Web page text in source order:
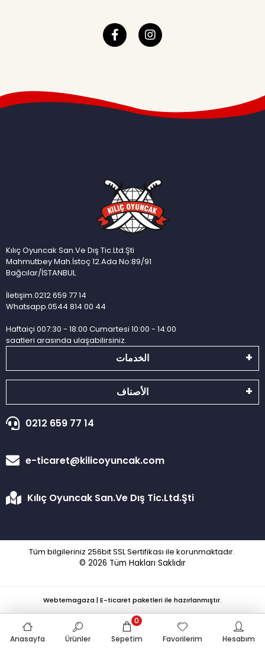
Kılıç Oyuncak San.Ve Dış Tic.Ltd.Şti
Mahmutbey Mah.İstoç 12.Ada No:89/91
Bağcılar/İSTANBUL
İletişim.0212 659 77 14
Whatsapp.0544 814 00 44
Haftaiçi 007:30 - 18:00 Cumartesi 10:00 - 14:00
saatleri arasında ulaşabilirsiniz.
الخدمات
الأصناف
0212 659 77 14
e-ticaret@kilicoyuncak.com
Kılıç Oyuncak San.Ve Dış Tic.Ltd.Şti
Tüm bilgileriniz 256bit SSL Sertifikası ile korunmaktadır.
© 2026 Tüm Hakları Saklıdır
Anasayfa Ürünler Sepetim
0
Favorilerim
Hesabım
Webtemagaza | E-ticaret paketleri ile hazırlanmıştır.